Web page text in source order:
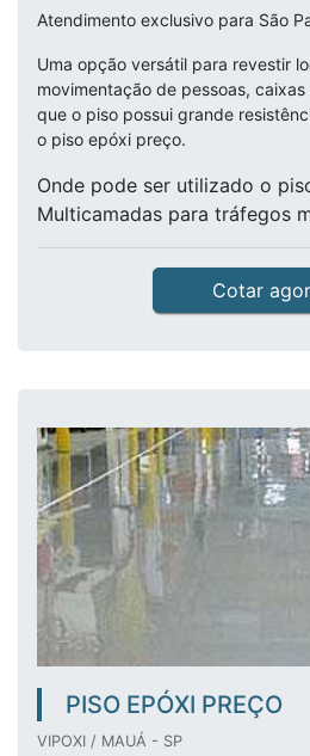
Atendimento exclusivo para São
Uma opção versátil para revestir
movimentação de pessoas,
que o piso possui grande
o piso epóxi preço.
Onde pode ser utilizado o
Multicamadas para tráfegos
Cotar
PISO EPÓXI PREÇO
VIPOXI / MAUÁ - SP